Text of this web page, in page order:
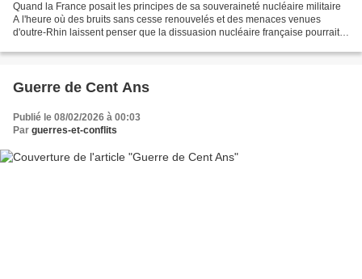
Quand la France posait les principes de sa souveraineté nucléaire militaire
A l'heure où des bruits sans cesse renouvelés et des menaces venues
d'outre-Rhin laissent penser que la dissuasion nucléaire française pourrait
Guerre de Cent Ans
Publié le 08/02/2026 à 00:03
Par guerres-et-conflits